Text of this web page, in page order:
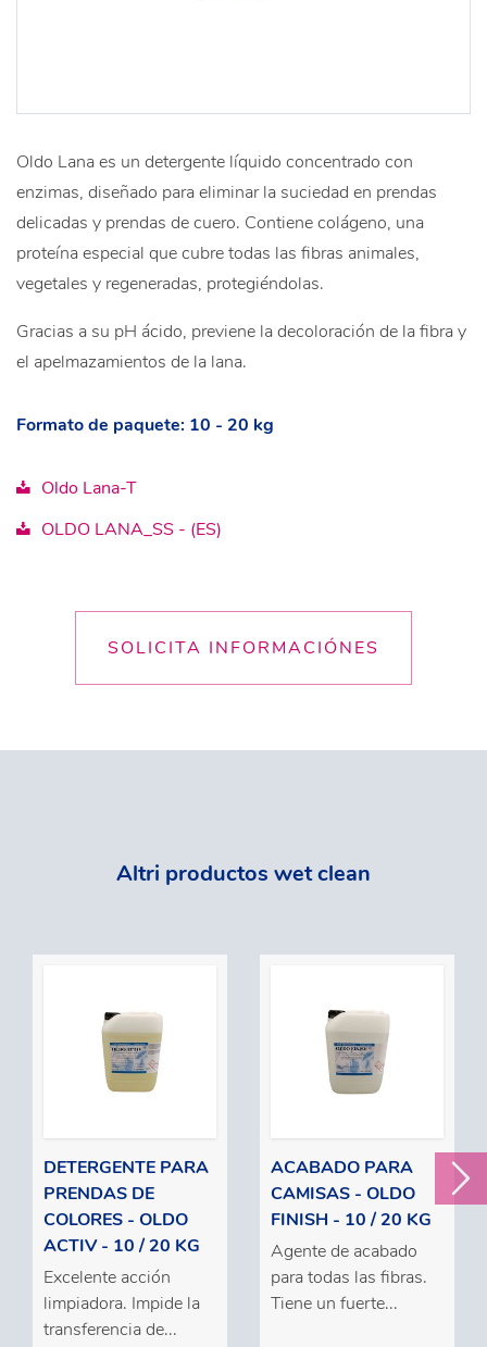
Oldo Lana es un detergente líquido concentrado con
enzimas, diseñado para eliminar la suciedad en prendas
delicadas y prendas de cuero. Contiene colágeno, una
proteína especial que cubre todas las fibras animales,
vegetales y regeneradas, protegiéndolas.
Gracias a su pH ácido, previene la decoloración de la fibra y
el apelmazamientos de la lana.
Formato de paquete: 10 - 20 kg
Oldo Lana-T
OLDO LANA_SS - (ES)
SOLICITA INFORMACIÓNES
Altri productos wet clean
DETERGENTE PARA
PRENDAS DE
COLORES - OLDO
ACTIV - 10 / 20 KG
Excelente acción
limpiadora. Impide la
transferencia de...
ACABADO PARA
CAMISAS - OLDO
FINISH - 10 / 20 KG
Agente de acabado
para todas las fibras.
Tiene un fuerte...